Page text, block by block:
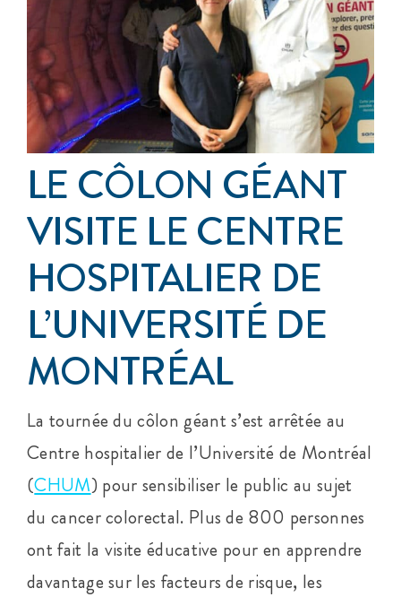
Événements
S’impliquer
Cancer de l’anus
LE CÔLON GÉANT
VISITE LE CENTRE
HOSPITALIER DE
L’UNIVERSITÉ DE
MONTRÉAL
La tournée du côlon géant s’est arrêtée au
Centre hospitalier de l’Université de Montréal
(CHUM) pour sensibiliser le public au sujet
du cancer colorectal. Plus de 800 personnes
ont fait la visite éducative pour en apprendre
davantage sur les facteurs de risque, les